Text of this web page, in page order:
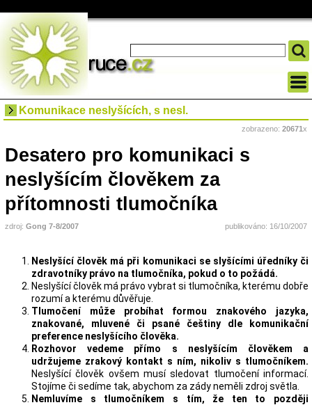
Komunikace neslyšících, s nesl.
zobrazeno: 20671x
Desatero pro komunikaci s
neslyšícím člověkem za
přítomnosti tlumočníka
zdroj: Gong 7-8/2007 publikováno: 16/10/2007
Neslyšící člověk má při komunikaci se slyšícími úředníky či
zdravotníky právo na tlumočníka, pokud o to požádá.
Neslyšící člověk má právo vybrat si tlumočníka, kterému dobře
rozumí a kterému důvěřuje.
Tlumočení může probíhat formou znakového jazyka,
znakované, mluvené či psané češtiny dle komunikační
preference neslyšícího člověka.
Rozhovor vedeme přímo s neslyšícím člověkem a
udržujeme zrakový kontakt s ním, nikoliv s tlumočníkem.
Neslyšící člověk ovšem musí sledovat tlumočení informací.
Stojíme či sedíme tak, abychom za zády neměli zdroj světla.
Nemluvíme s tlumočníkem s tím, že ten to později